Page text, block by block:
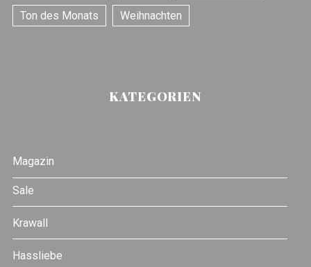
Ton des Monats Weihnachten
KATEGORIEN
Magazin
Sale
Krawall
Hassliebe